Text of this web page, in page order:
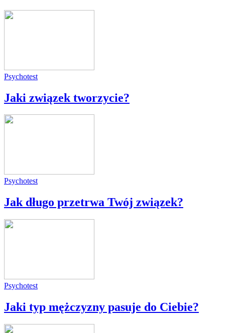
Psychotest
Jaki związek tworzycie?
Psychotest
Jak długo przetrwa Twój związek?
Psychotest
Jaki typ mężczyzny pasuje do Ciebie?